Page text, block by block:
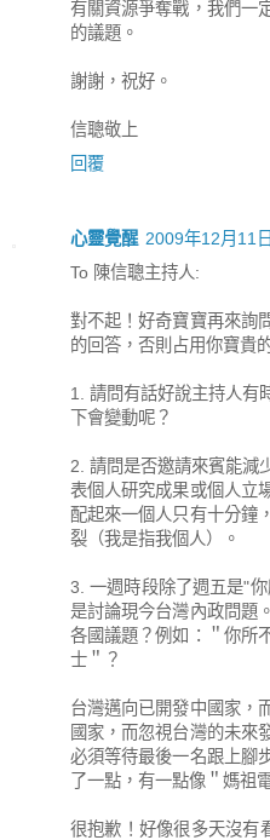
有關資源爭奪戰，我們一
的議題。
謝謝，祝好。
信聰敬上
回覆
心靈覺醒 2009年12月11
To 陳信聰主持人:
對不起！好奇寶寶再來詢
的回答，否則占用你寶貴
1. 請問有話好說主持人有
下會變動呢？
2. 請問是否邀請來賓能減
表個人研究成果或個人立
配起來一個人只有十分鐘
裂（我是指我個人）。
3. 一週時段除了週五是"
是討論現今台灣內政問題
各國議題？例如：＂你所
士＂？
台灣邁向已開發中國家，
國家，而忽視台灣的未來
必須等待最後一名跟上腳
了一點，有一點像＂媽祖
很抱歉！好像很多天沒有